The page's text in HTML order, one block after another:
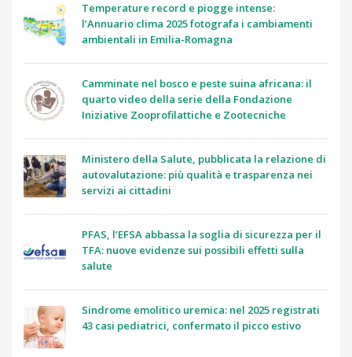
Temperature record e piogge intense:
l’Annuario clima 2025 fotografa i cambiamenti
ambientali in Emilia-Romagna
Camminate nel bosco e peste suina africana: il
quarto video della serie della Fondazione
Iniziative Zooprofilattiche e Zootecniche
Ministero della Salute, pubblicata la relazione di
autovalutazione: più qualità e trasparenza nei
servizi ai cittadini
PFAS, l’EFSA abbassa la soglia di sicurezza per il
TFA: nuove evidenze sui possibili effetti sulla
salute
Sindrome emolitico uremica: nel 2025 registrati
43 casi pediatrici, confermato il picco estivo